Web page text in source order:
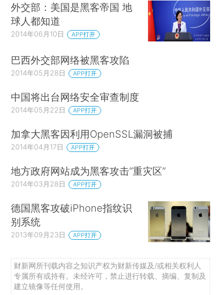
外交部：美国是黑客帝国 地
球人都知道
2014年06月10日 APP打开
巴西外交部网络被黑客攻陷
2014年05月28日 APP打开
中国将出台网络安全审查制度
2014年05月22日 APP打开
加拿大黑客因利用OpenSSL漏洞被捕
2014年04月17日 APP打开
地方政府网站成为黑客攻击“重灾区”
2014年03月28日 APP打开
德国黑客攻破iPhone指纹识
别系统
2013年09月23日 APP打开
财新网所刊载内容之知识产权为财新传媒及/或相关权利人
专属所有或持有。未经许可，禁止进行转载、摘编、复制及
建立镜像等任何使用。